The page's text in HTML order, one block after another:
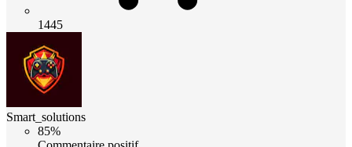
1445
Smart_solutions
85%